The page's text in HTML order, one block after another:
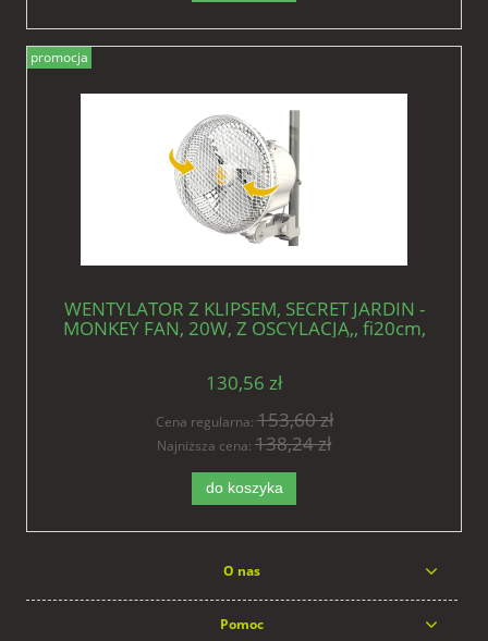
WENTYLATOR Z KLIPSEM, SECRET JARDIN -
MONKEY FAN, 20W, Z OSCYLACJĄ,, fi20cm,
130,56 zł
Cena regularna:153,60 zł
Najniższa cena: 138,24 zł
do koszyka
promocja
O nas
Pomoc